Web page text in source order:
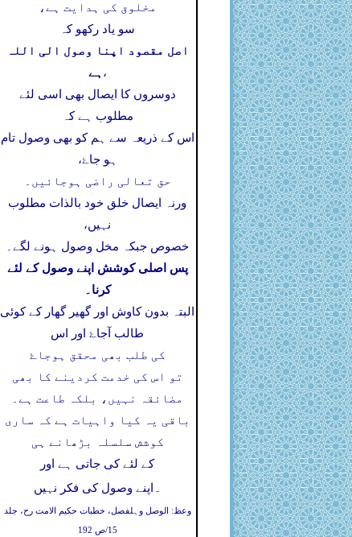
مخلوق کی ہدایت ہے،
سو یاد رکھو کہ
اصل مقصود اپنا وصول الی اللہ
ہے ،
دوسروں کا ایصال بھی اسی لئے
مطلوب ہے کہ
اس کے ذریعہ سے ہم کو بھی وصول تام
ہو جاۓ،
حق تعالی راضی ہوجائیں۔
ورنہ ایصال خلق خود بالذات مطلوب
نہیں،
خصوص جبکہ مخل وصول ہونے لگے۔
پس اصلی کوشش اپنے وصول کے لئے
کرنا۔
البتہ بدون کاوش اور گھیر گھار کے کوئی
طالب آجاۓ اور اس
کی طلب بھی محقق ہوجاۓ
تو اس کی خدمت کردینے کا بھی
مضائقہ نہیں، بلکہ طاعت ہے۔
باقی یہ کیا واہیات ہے کہ ساری
کوشش سلسلہ بڑھانے ہی
کے لئے کی جاتی ہے اور
اپنے وصول کی فکر نہیں ۔
وعظ: الوصل وہلفصل، خطبات حکیم الامت رح، جلد
15/ص 192